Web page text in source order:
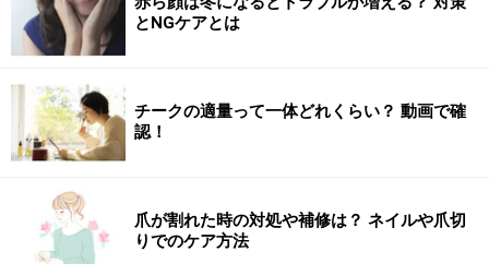
とNGケアとは
チークの適量って一体どれくらい？ 動画で確
認！
爪が割れた時の対処や補修は？ ネイルや爪切
りでのケア方法